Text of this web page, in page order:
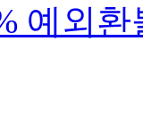
예외환